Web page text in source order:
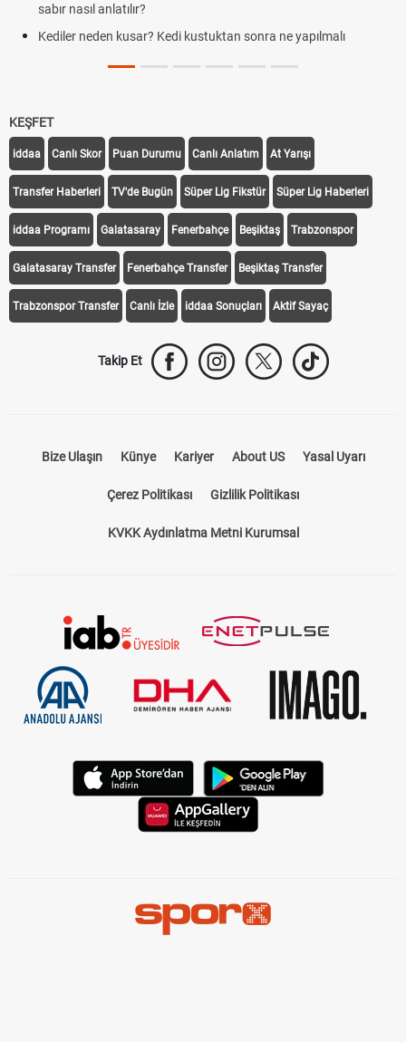
sabır nasıl anlatılır?
Kediler neden kusar? Kedi kustuktan sonra ne yapılmalı
KEŞFET
iddaa Canlı Skor Puan Durumu Canlı Anlatım At Yarışı
Transfer Haberleri TV'de Bugün Süper Lig Fikstür Süper Lig Haberleri
iddaa Programı Galatasaray Fenerbahçe Beşiktaş Trabzonspor
Galatasaray Transfer Fenerbahçe Transfer Beşiktaş Transfer
Trabzonspor Transfer Canlı İzle iddaa Sonuçları Aktif Sayaç
Takip Et
Bize Ulaşın Künye Kariyer About US Yasal Uyarı
Çerez Politikası Gizlilik Politikası
KVKK Aydınlatma Metni Kurumsal